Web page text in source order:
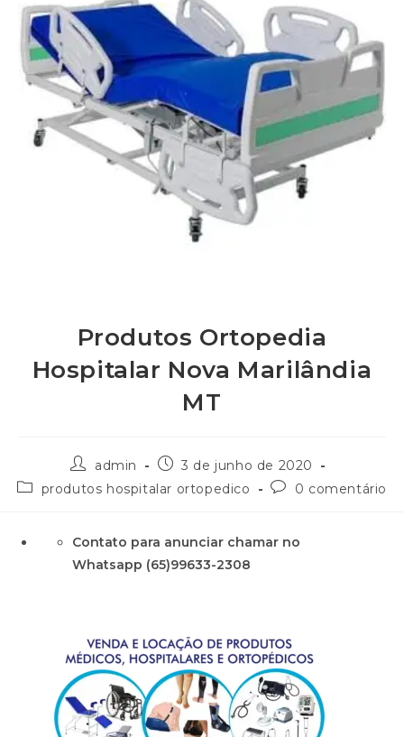
Produtos Ortopedia
Hospitalar Nova Marilândia
MT
admin
3 de junho de 2020
produtos hospitalar ortopedico
0 comentário
Contato para anunciar chamar no
Whatsapp (65)99633-2308